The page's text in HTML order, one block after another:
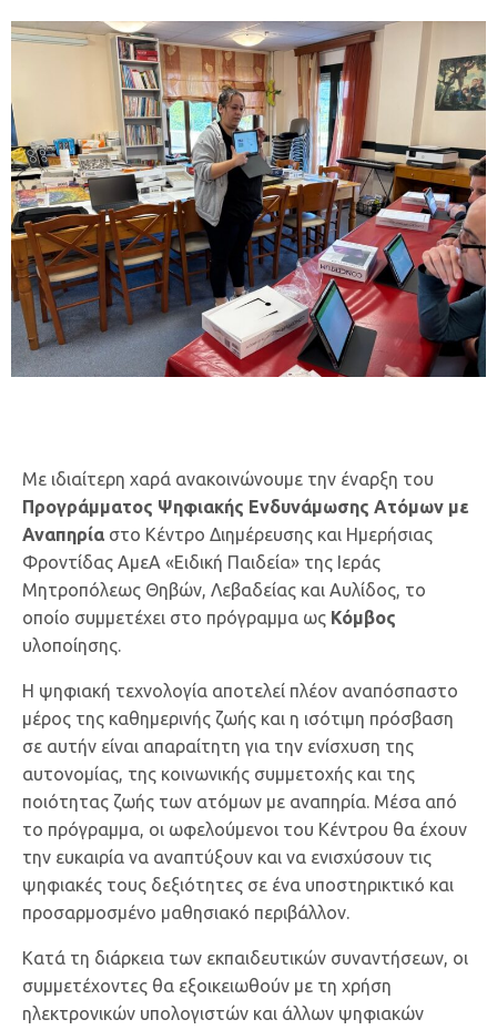
Με ιδιαίτερη χαρά ανακοινώνουμε την έναρξη του
Προγράμματος Ψηφιακής Ενδυνάμωσης Ατόμων με
Αναπηρία στο Κέντρο Διημέρευσης και Ημερήσιας
Φροντίδας ΑμεΑ «Ειδική Παιδεία» της Ιεράς
Μητροπόλεως Θηβών, Λεβαδείας και Αυλίδος, το
οποίο συμμετέχει στο πρόγραμμα ως Κόμβος
υλοποίησης.
Η ψηφιακή τεχνολογία αποτελεί πλέον αναπόσπαστο
μέρος της καθημερινής ζωής και η ισότιμη πρόσβαση
σε αυτήν είναι απαραίτητη για την ενίσχυση της
αυτονομίας, της κοινωνικής συμμετοχής και της
ποιότητας ζωής των ατόμων με αναπηρία. Μέσα από
το πρόγραμμα, οι ωφελούμενοι του Κέντρου θα έχουν
την ευκαιρία να αναπτύξουν και να ενισχύσουν τις
ψηφιακές τους δεξιότητες σε ένα υποστηρικτικό και
προσαρμοσμένο μαθησιακό περιβάλλον.
Κατά τη διάρκεια των εκπαιδευτικών συναντήσεων, οι
συμμετέχοντες θα εξοικειωθούν με τη χρήση
ηλεκτρονικών υπολογιστών και άλλων ψηφιακών